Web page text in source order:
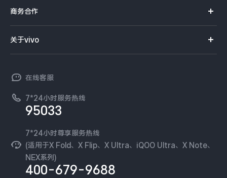
iQOO手机
T系列
NEX系列
选购配件
订单查询
服务网点
查找手机
环保回收
安全公告
服务隐私政策
Log还原LUTs下载
商务合作
开放平台
vivo 企业业务
廉正合规
国补营业执照
无线电发射设备销售备案
关于vivo
工作机会
新闻资讯
可持续发展
vivo 蔡司影像
在线客服
7*24小时服务热线
95033
7*24小时尊享服务热线
(适用于X Fold、X Flip、X Ultra、iQOO Ultra、X Note、
NEX系列)
400-679-9688